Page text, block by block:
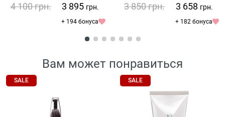
4 100грн. 3 895 грн.
+ 194 бонуса
3 850грн. 3 658 грн.
+ 182 бонуса
Вам может понравиться
SALE SALE